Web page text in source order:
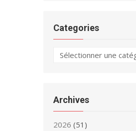
Categories
Categories
Archives
2026 (51)